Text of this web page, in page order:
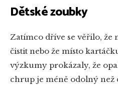
Dětské zoubky
Zatímco dříve se věřilo, že
čistit nebo že místo
výzkumy prokázaly, že
chrup je méně odolný než